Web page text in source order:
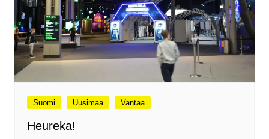
Suomi Uusimaa Vantaa
Heureka!